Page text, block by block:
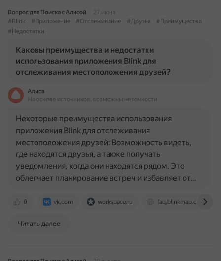
Вопрос для Поиска с Алисой
27 июня
#Blink
#Приложение #Отслеживание #Друзья
#Преимущества
#Недостатки
Каковы преимущества и недостатки
использования приложения Blink для
отслеживания местоположения друзей?
Алиса
На основе источников, возможны неточности
0 vk.com workspace.ru faq.blinkmap.com
Некоторые преимущества использования
приложения Blink для отслеживания
местоположения друзей: Возможность видеть,
где находятся друзья, а также получать
уведомления, когда они находятся рядом. Это
облегчает планирование встреч и избавляет от…
Читать далее